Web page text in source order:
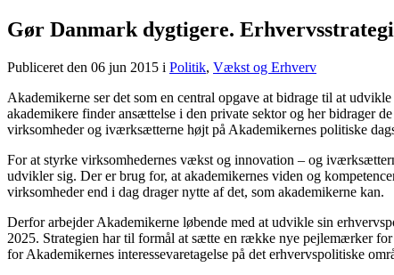
Gør Danmark dygtigere.
Publiceret den 06 jun 2015 i Politik, Vækst og Erhverv
Akademikerne ser det som en central opgave at bidrage til at
akademikere finder ansættelse i den private sektor og her bidrager
virksomheder og iværksætterne højt på Akademikernes politiske
For at styrke virksomhedernes vækst og innovation – og
udvikler sig. Der er brug for, at akademikernes viden og
virksomheder end i dag drager nytte af det, som akademikerne kan.
Derfor arbejder Akademikerne løbende med at udvikle sin
2025. Strategien har til formål at sætte en række nye pejlemærker
for Akademikernes interessevaretagelse på det erhvervspolitiske